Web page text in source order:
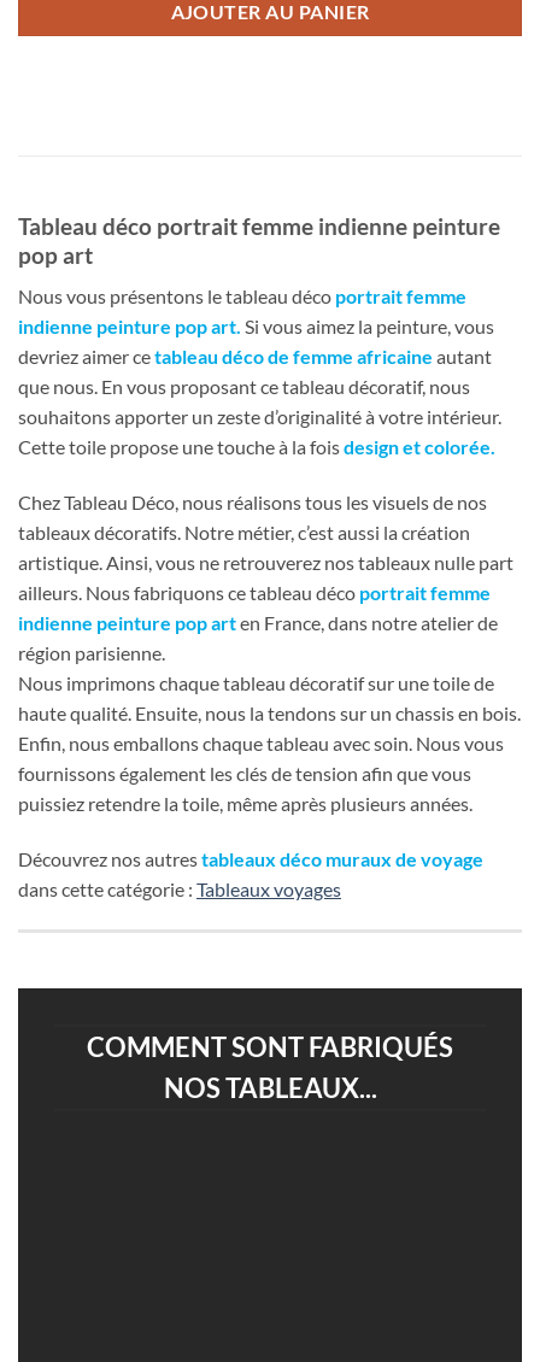
AJOUTER AU PANIER
Tableau déco portrait femme indienne peinture
pop art
Nous vous présentons le tableau déco portrait femme
indienne peinture pop art. Si vous aimez la peinture, vous
devriez aimer cetableau déco de femme africaine autant
que nous. En vous proposant ce tableau décoratif, nous
souhaitons apporter un zeste d’originalité à votre intérieur.
Cette toile propose une touche à la foisdesign et colorée.
Chez Tableau Déco, nous réalisons tous les visuels de nos
tableaux décoratifs. Notre métier, c’est aussi la création
artistique. Ainsi, vous ne retrouverez nos tableaux nulle part
ailleurs. Nous fabriquons ce tableau déco portrait femme
indienne peinture pop arten France, dans notre atelier de
région parisienne.
Nous imprimons chaque tableau décoratif sur une toile de
haute qualité. Ensuite, nous la tendons sur un chassis en bois.
Enfin, nous emballons chaque tableau avec soin. Nous vous
fournissons également les clés de tension afin que vous
puissiez retendre la toile, même après plusieurs années.
Découvrez nos autrestableaux déco muraux de voyage
dans cette catégorie : Tableaux voyages
COMMENT SONT FABRIQUÉS
NOS TABLEAUX...